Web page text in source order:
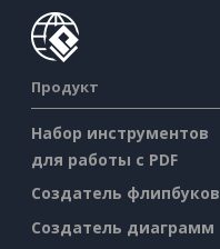
Продукт
Набор инструментов
для работы с PDF
Создатель флипбуков
Создатель диаграмм